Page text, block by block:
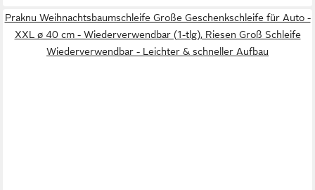
Praknu Weihnachtsbaumschleife Große Geschenkschleife für Auto -
XXL ø 40 cm - Wiederverwendbar (1-tlg), Riesen Groß Schleife
Wiederverwendbar - Leichter & schneller Aufbau